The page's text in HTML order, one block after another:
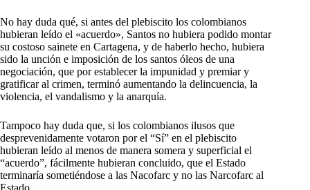
No hay duda qué, si antes del plebiscito los colombianos
hubieran leído el «acuerdo», Santos no hubiera podido montar
su costoso sainete en Cartagena, y de haberlo hecho, hubiera
sido la unción e imposición de los santos óleos de una
negociación, que por establecer la impunidad y premiar y
gratificar al crimen, terminó aumentando la delincuencia, la
violencia, el vandalismo y la anarquía.
Tampoco hay duda que, si los colombianos ilusos que
desprevenidamente votaron por el “Sí” en el plebiscito
hubieran leído al menos de manera somera y superficial el
“acuerdo”, fácilmente hubieran concluido, que el Estado
terminaría sometiéndose a las Nacofarc y no las Narcofarc al